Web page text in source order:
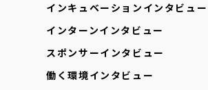
インキュベーションインタビュー
インターンインタビュー
スポンサーインタビュー
働く環境インタビュー